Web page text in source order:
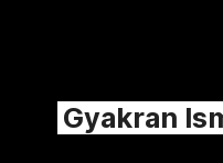
Gyakran